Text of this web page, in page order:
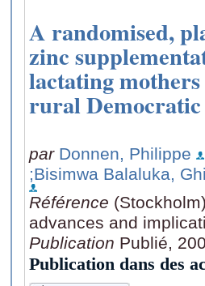
A randomised,
zinc
lactating
rural
par Donnen, Philippe
;Bisimwa Balaluka,
Référence
advances and
Publication Publié,
Publication dans des